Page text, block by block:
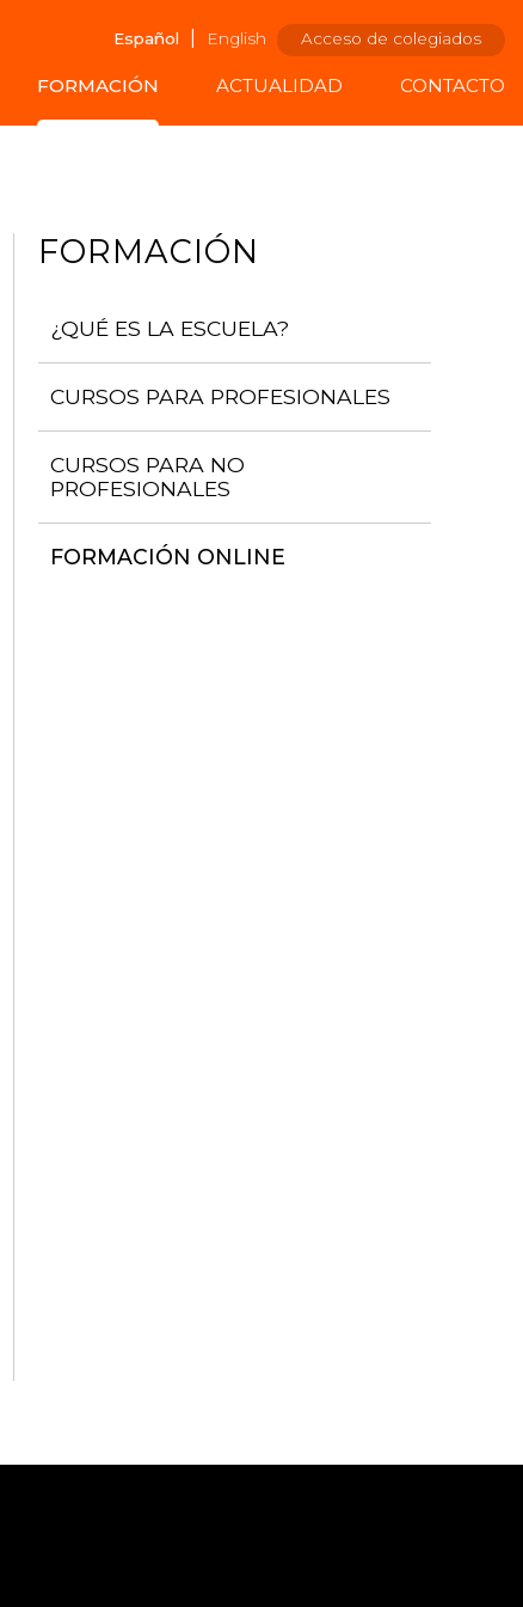
Español English Acceso de colegiados
FORMACIÓN ACTUALIDAD CONTACTO
FORMACIÓN
¿QUÉ ES LA ESCUELA?
CURSOS PARA PROFESIONALES
CURSOS PARA NO
PROFESIONALES
FORMACIÓN ONLINE